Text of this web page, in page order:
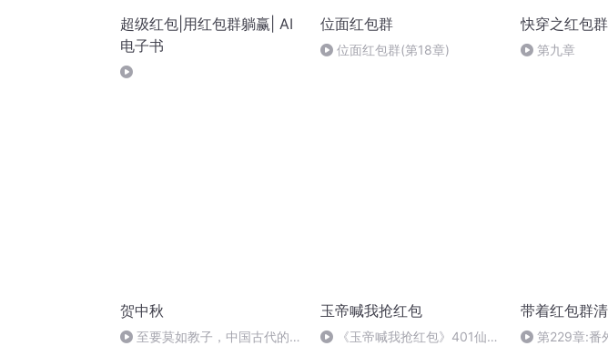
超级红包|用红包群躺赢| AI
电子书
位面红包群
位面红包群(第18章)
快穿之红包群
第九章
贺中秋
至要莫如教子，中国古代的家
玉帝喊我抢红包
《玉帝喊我抢红包》401仙凡
带着红包群
第229章:番